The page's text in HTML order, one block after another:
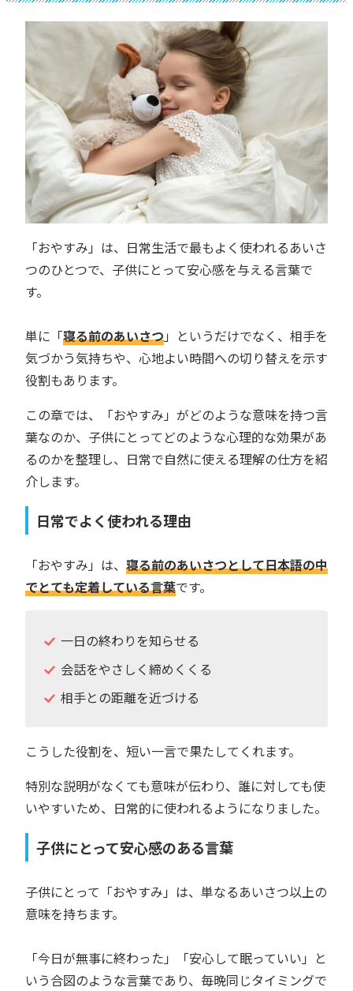
「おやすみ」は、日常生活で最もよく使われるあいさ
つのひとつで、子供にとって安心感を与える言葉で
す。
単に「寝る前のあいさつ」というだけでなく、相手を
気づかう気持ちや、心地よい時間への切り替えを示す
役割もあります。
この章では、「おやすみ」がどのような意味を持つ言
葉なのか、子供にとってどのような心理的な効果があ
るのかを整理し、日常で自然に使える理解の仕方を紹
介します。
日常でよく使われる理由
「おやすみ」は、 寝る前のあいさつとして日本語の中
でとても定着している言葉です。
一日の終わりを知らせる
会話をやさしく締めくくる
相手との距離を近づける
こうした役割を、短い一言で果たしてくれます。
特別な説明がなくても意味が伝わり、誰に対しても使
いやすいため、日常的に使われるようになりました。
子供にとって安心感のある言葉
子供にとって「おやすみ」は、単なるあいさつ以上の
意味を持ちます。
「今日が無事に終わった」「安心して眠っていい」と
いう合図のような言葉であり、毎晩同じタイミングで